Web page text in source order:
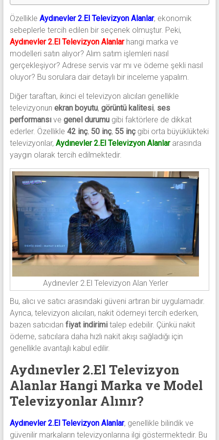
Özellikle Aydınevler 2.El Televizyon Alanlar, ekonomik
sebeplerle tercih edilen bir seçenek olmuştur. Peki,
Aydınevler 2.El Televizyon Alanlarhangi marka ve
modelleri satın alıyor? Alım satım işlemleri nasıl
gerçekleşiyor? Adrese servis var mı ve ödeme şekli nasıl
oluyor? Bu sorulara dair detaylı bir inceleme yapalım.
Diğer taraftan, ikinci el televizyon alıcıları genellikle
televizyonun ekran boyutu, görüntü kalitesi, ses
performansıve genel durumugibi faktörlere de dikkat
ederler. Özellikle 42 inç, 50 inç, 55 inçgibi orta büyüklükteki
televizyonlar, Aydınevler 2.El Televizyon Alanlararasında
yaygın olarak tercih edilmektedir.
Aydınevler 2.El Televizyon Alan Yerler
Bu, alıcı ve satıcı arasındaki güveni artıran bir uygulamadır.
Ayrıca, televizyon alıcıları, nakit ödemeyi tercih ederken,
bazen satıcıdan fiyat indirimitalep edebilir. Çünkü nakit
ödeme, satıcılara daha hızlı nakit akışı sağladığı için
genellikle avantajlı kabul edilir.
Aydınevler 2.El Televizyon
Alanlar Hangi Marka ve Model
Televizyonlar Alınır?
Aydınevler 2.El Televizyon Alanlar, genellikle bilindik ve
güvenilir markaların televizyonlarına ilgi göstermektedir. Bu